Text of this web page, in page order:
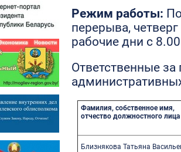
Режим работы:
перерыва,
рабочие дни с
Ответственные
Фамилия,собственное имя,
отчество должностного лица
Близнякова Татьяна